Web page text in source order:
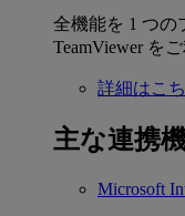
全機能を 1 つの
TeamViewer を
詳細はこ
主な連携
Microsoft